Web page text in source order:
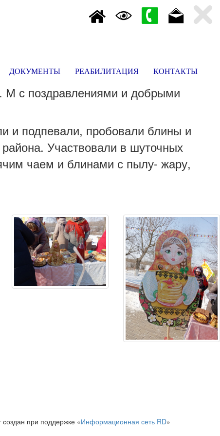
ДОКУМЕНТЫ РЕАБИЛИТАЦИЯ КОНТАКТЫ
с поздравлениями и добрыми
и подпевали, пробовали блины и
Участвовали в шуточных
чаем и блинами с пылу- жару,
создан при поддержке «Информационная сеть RD»